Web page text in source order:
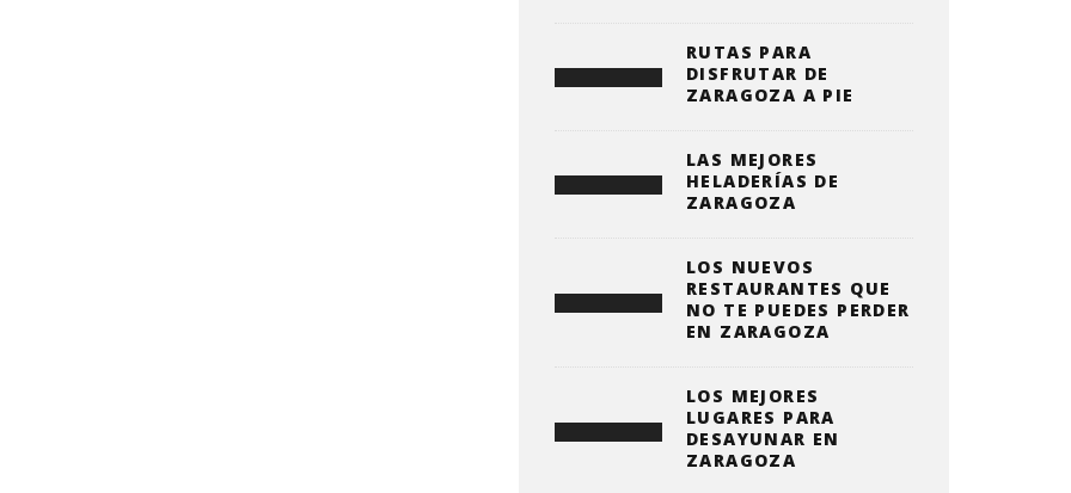
RUTAS PARA
DISFRUTAR DE
ZARAGOZA A PIE
LAS MEJORES
HELADERÍAS DE
ZARAGOZA
LOS NUEVOS
RESTAURANTES QUE
NO TE PUEDES PERDER
EN ZARAGOZA
LOS MEJORES
LUGARES PARA
DESAYUNAR EN
ZARAGOZA